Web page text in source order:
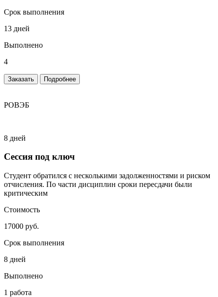
Срок выполнения
13 дней
Выполнено
4
Заказать Подробнее
РОВЭБ
8 дней
Сессия под ключ
Студент обратился с несколькими задолженностями и риском
отчисления. По части дисциплин сроки пересдачи были
критическим
Стоимость
17000 руб.
Срок выполнения
8 дней
Выполнено
1 работа